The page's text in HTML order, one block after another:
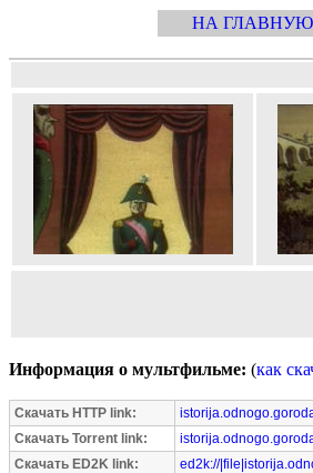
НА ГЛАВНУЮ
Информация о мультфильме: (как
Скачать HTTP link:
Скачать Torrent link:
Скачать ED2K link:
ed2k://